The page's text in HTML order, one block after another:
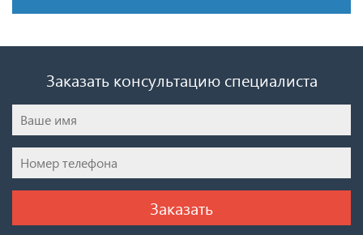
Заказать консультацию специалиста